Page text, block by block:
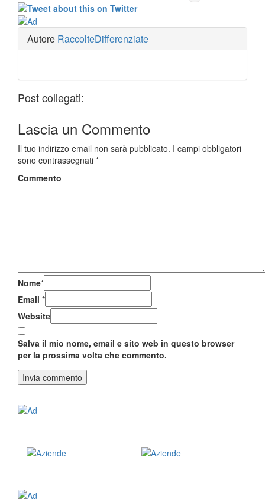
Autore RaccolteDifferenziate
Post collegati:
Lascia un Commento
Il tuo indirizzo email non sarà pubblicato. I campi obbligatori
sono contrassegnati *
Commento
Nome*
Email *
Website
Salva il mio nome, email e sito web in questo browser
per la prossima volta che commento.